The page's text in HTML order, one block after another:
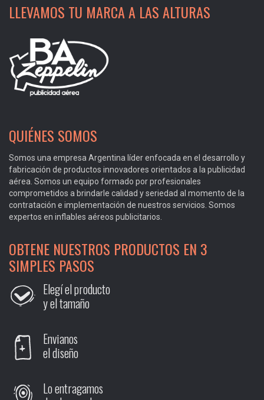
LLEVAMOS TU MARCA A LAS ALTURAS
QUIÉNES SOMOS
Somos una empresa Argentina líder enfocada en el desarrollo y
fabricación de productos innovadores orientados a la publicidad
aérea. Somos un equipo formado por profesionales
comprometidos a brindarle calidad y seriedad al momento de la
contratación e implementación de nuestros servicios. Somos
expertos en inflables aéreos publicitarios.
OBTENE NUESTROS PRODUCTOS EN 3
SIMPLES PASOS
Elegí el producto
y el tamaño
Envianos
el diseño
Lo entragamos